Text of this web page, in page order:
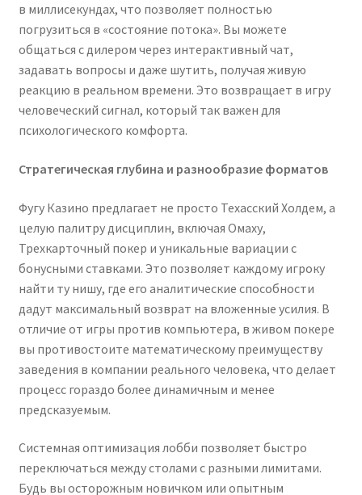
в миллисекундах, что позволяет полностью
погрузиться в «состояние потока». Вы можете
общаться с дилером через интерактивный чат,
задавать вопросы и даже шутить, получая живую
реакцию в реальном времени. Это возвращает в игру
человеческий сигнал, который так важен для
психологического комфорта.
Стратегическая глубина и разнообразие форматов
Фугу Казино предлагает не просто Техасский Холдем, а
целую палитру дисциплин, включая Омаху,
Трехкарточный покер и уникальные вариации с
бонусными ставками. Это позволяет каждому игроку
найти ту нишу, где его аналитические способности
дадут максимальный возврат на вложенные усилия. В
отличие от игры против компьютера, в живом покере
вы противостоите математическому преимуществу
заведения в компании реального человека, что делает
процесс гораздо более динамичным и менее
предсказуемым.
Системная оптимизация лобби позволяет быстро
переключаться между столами с разными лимитами.
Будь вы осторожным новичком или опытным